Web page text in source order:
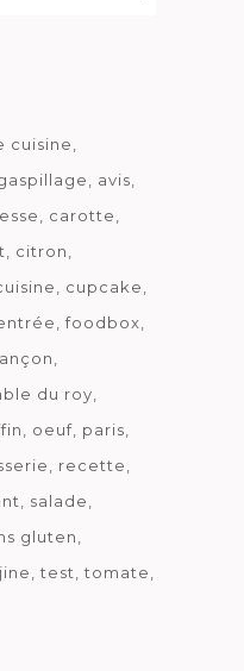
cuisine
avis
carotte
citron
cupcake
foodbox
du roy
oeuf paris
recette
salade
gluten
test tomate